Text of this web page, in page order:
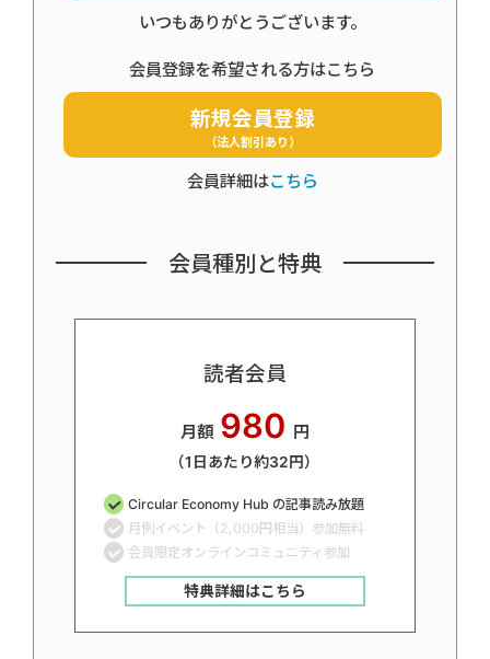
いつもありがとうございます。
会員登録を希望される方はこちら
新規会員登録
（法人割引あり）
会員詳細はこちら
会員種別と特典
読者会員
月額 980 円
（1日あたり約32円）
Circular Economy Hub の記事読み放題
月例イベント（2,000円相当）参加無料
会員限定オンラインコミュニティ参加
特典詳細はこちら